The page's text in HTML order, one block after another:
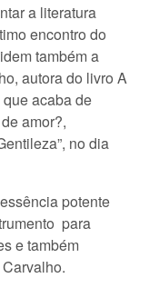
a literatura
encontro do
também a
autora do livro A
acaba de
amor?,
no dia
potente
para
e também